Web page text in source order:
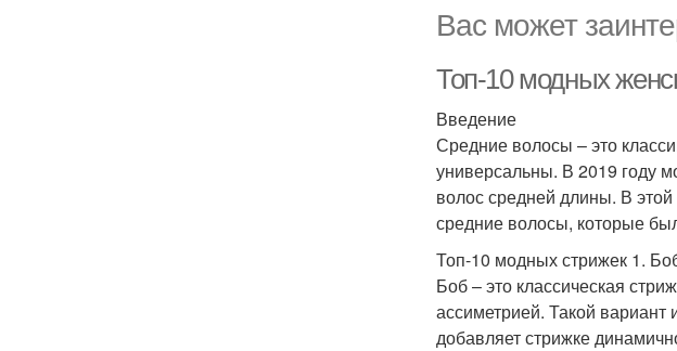
Вас может
Топ-10 модных
Введение
Средние волосы – это
универсальны. В 2019 году
волос средней длины. В
средние волосы, которые
Топ-10 модных стрижек 1.
Боб – это классическая
ассиметрией. Такой
добавляет стрижке